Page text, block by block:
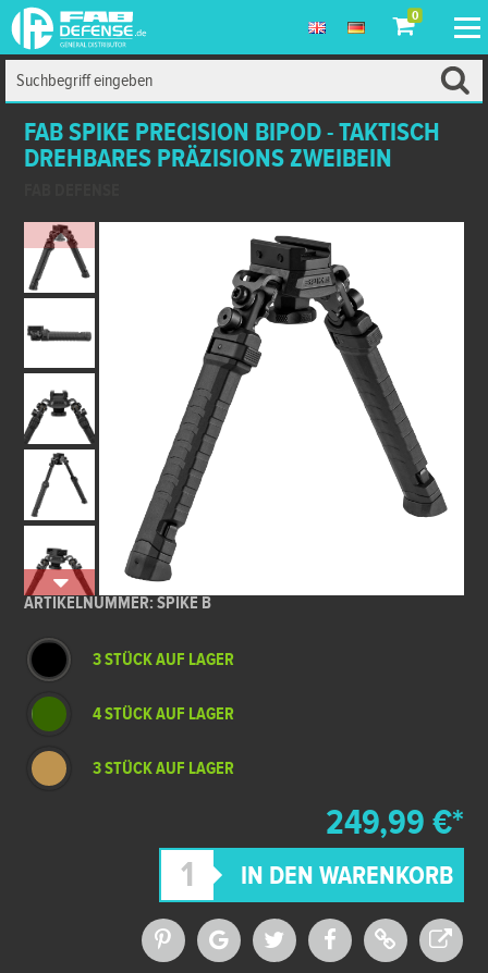
0
FAB SPIKE PRECISION BIPOD - TAKTISCH
DREHBARES PRÄZISIONS ZWEIBEIN
ARTIKELNUMMER: SPIKE B
3 STÜCK AUF LAGER
4 STÜCK AUF LAGER
3 STÜCK AUF LAGER
249,99 €*